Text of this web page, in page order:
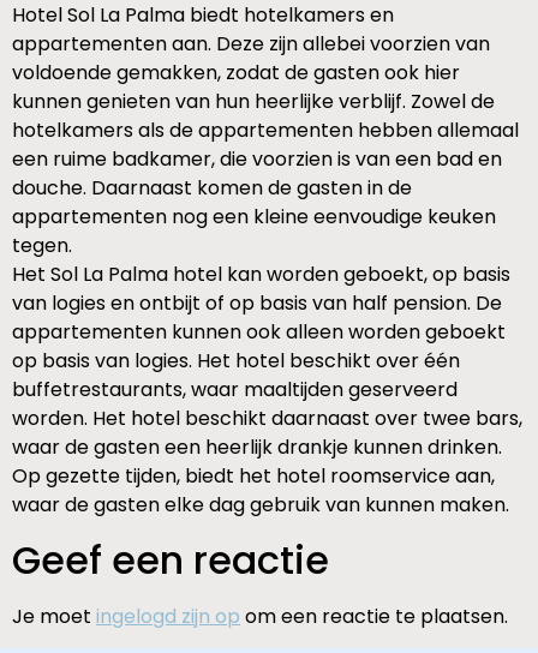
Hotel Sol La Palma biedt hotelkamers en
appartementen aan. Deze zijn allebei voorzien van
voldoende gemakken, zodat de gasten ook hier
kunnen genieten van hun heerlijke verblijf. Zowel de
hotelkamers als de appartementen hebben allemaal
een ruime badkamer, die voorzien is van een bad en
douche. Daarnaast komen de gasten in de
appartementen nog een kleine eenvoudige keuken
tegen.
Het Sol La Palma hotel kan worden geboekt, op basis
van logies en ontbijt of op basis van half pension. De
appartementen kunnen ook alleen worden geboekt
op basis van logies. Het hotel beschikt over één
buffetrestaurants, waar maaltijden geserveerd
worden. Het hotel beschikt daarnaast over twee bars,
waar de gasten een heerlijk drankje kunnen drinken.
Op gezette tijden, biedt het hotel roomservice aan,
waar de gasten elke dag gebruik van kunnen maken.
Geef een reactie
Je moet ingelogd zijn op om een reactie te plaatsen.